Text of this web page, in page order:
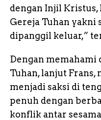
dengan Injil Kristus,
Gereja Tuhan yakni
dipanggil keluar,”
Dengan memahami
Tuhan, lanjut Frans,
menjadi saksi di
penuh dengan
konflik antar